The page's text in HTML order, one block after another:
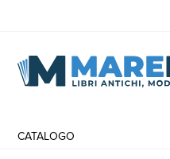
CATALOGO